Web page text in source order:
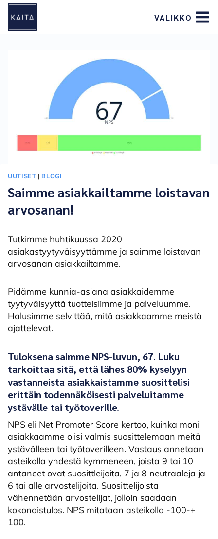
Siirry
sisältöön
VALIKKO
UUTISET | BLOGI
Saimme asiakkailtamme loistavan
arvosanan!
Tutkimme huhtikuussa 2020
asiakastyytyväisyyttämme ja saimme loistavan
arvosanan asiakkailtamme.
Pidämme kunnia-asiana asiakkaidemme
tyytyväisyyttä tuotteisiimme ja palveluumme.
Halusimme selvittää, mitä asiakkaamme meistä
ajattelevat.
Tuloksena saimme NPS-luvun, 67. Luku
tarkoittaa sitä, että lähes 80% kyselyyn
vastanneista asiakkaistamme suosittelisi
erittäin todennäköisesti palveluitamme
ystävälle tai työtoverille.
NPS eli Net Promoter Score kertoo, kuinka moni
asiakkaamme olisi valmis suosittelemaan meitä
ystävälleen tai työtoverilleen. Vastaus annetaan
asteikolla yhdestä kymmeneen, joista 9 tai 10
antaneet ovat suosittleijoita, 7 ja 8 neutraaleja ja
6 tai alle arvostelijoita. Suosittelijoista
vähennetään arvostelijat, jolloin saadaan
kokonaistulos. NPS mitataan asteikolla -100-+
100.